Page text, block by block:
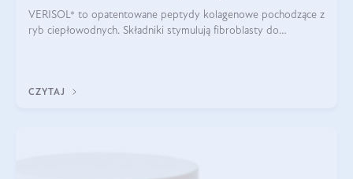
VERISOL® to opatentowane peptydy kolagenowe pochodzące z
ryb ciepłowodnych. Składniki stymulują fibroblasty do
CZYTAJ